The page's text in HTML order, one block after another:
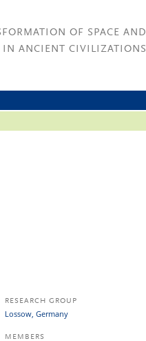
OF SPACE AND
IN ANCIENT CIVILIZATIONS
RESEARCH GROUP
Lossow, Germany
MEMBERS